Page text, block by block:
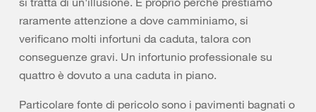
raramente attenzione a dove camminiamo, si
verificano molti infortuni da caduta, talora con
conseguenze gravi. Un infortunio professionale su
quattro è dovuto a una caduta in piano.
Particolare fonte di pericolo sono i pavimenti bagnati o